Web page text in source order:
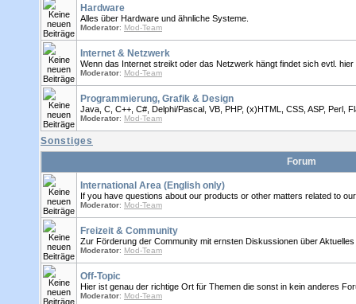
Hardware
Alles über Hardware und ähnliche Systeme.
Moderator: Mod-Team
Internet & Netzwerk
Wenn das Internet streikt oder das Netzwerk hängt findet sich evtl. hier
Moderator: Mod-Team
Programmierung, Grafik & Design
Java, C, C++, C#, Delphi/Pascal, VB, PHP, (x)HTML, CSS, ASP, Perl,
Moderator: Mod-Team
Sonstiges
Forum
International Area (English only)
If you have questions about our products or other matters related to
Moderator: Mod-Team
Freizeit & Community
Zur Förderung der Community mit ernsten Diskussionen über
Moderator: Mod-Team
Off-Topic
Hier ist genau der richtige Ort für Themen die sonst in kein anderes
Moderator: Mod-Team